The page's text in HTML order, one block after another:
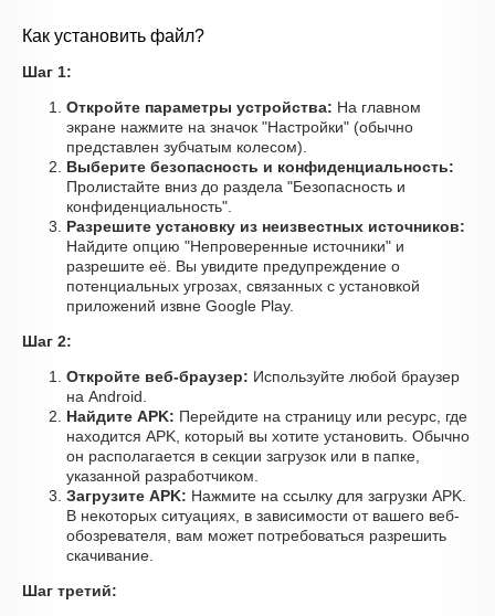
Как установить файл?
Шаг 1:
Откройте параметры устройства: На главном
экране нажмите на значок "Настройки" (обычно
представлен зубчатым колесом).
Выберите безопасность и конфиденциальность:
Пролистайте вниз до раздела "Безопасность и
конфиденциальность".
Разрешите установку из неизвестных источников:
Найдите опцию "Непроверенные источники" и
разрешите её. Вы увидите предупреждение о
потенциальных угрозах, связанных с установкой
приложений извне Google Play.
Шаг 2:
Откройте веб-браузер: Используйте любой браузер
на Android.
Найдите APK: Перейдите на страницу или ресурс, где
находится APK, который вы хотите установить. Обычно
он располагается в секции загрузок или в папке,
указанной разработчиком.
Загрузите APK: Нажмите на ссылку для загрузки APK.
В некоторых ситуациях, в зависимости от вашего веб-
обозревателя, вам может потребоваться разрешить
скачивание.
Шаг третий: